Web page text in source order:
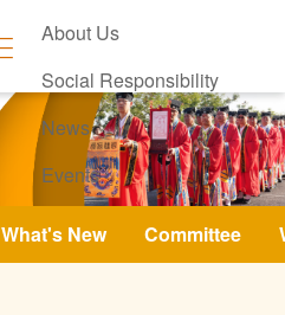
About Us
Social Responsibility
News
Events
Contact Us
What's New Committee